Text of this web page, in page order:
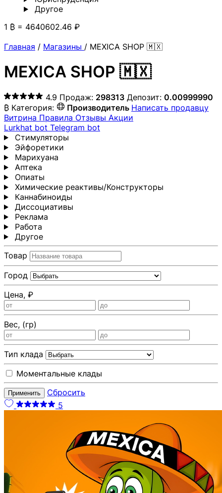
Другoе
1 ₿ = 4640602.46 ₽
Главная / Магазины / MEXICA SHOP 🇲🇽
MEXICA SHOP 🇲🇽
4.9 Продаж: 298313 Депозит: 0.00999990
₿ Категория: Производитель Написать продавцу
Витрина Правила Отзывы Акции
Lurkhat bot Telegram bot
Стимуляторы
Эйфоретики
Марихуана
Аптека
Опиаты
Химические реактивы/Конструкторы
Каннабиноиды
Диссоциативы
Реклама
Работа
Другoе
Товар
Город
Цена, ₽
Вес, (гр)
Тип клада
Моментальные клады
Применить
Сбросить
5